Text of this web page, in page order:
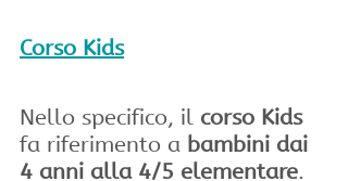
Corso Kids
Nello specifico, il corso Kids
fa riferimento a bambini dai
4 anni alla 4/5 elementare.